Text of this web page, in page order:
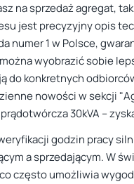
na sprzedaż agregat,
jest precyzyjny opis
numer 1 w Polsce,
wyobrazić sobie
do konkretnych
nowości w sekcji
30kVA –
godzin pracy
a sprzedającym. W
często umożliwia